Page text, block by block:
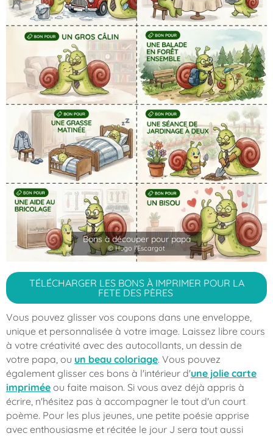
Bons à découper pour papa
© Hugo l'Escargot
TÉLÉCHARGER LES BONS À IMPRIMER POUR LA
FETE DES PÈRES
Vous pouvez glisser vos coupons dans une enveloppe,
unique et personnalisée à votre image. Laissez libre cours
à votre créativité avec des autocollants, un dessin de
votre papa, ou un beau coloriage. Vous pouvez
également glisser ces bons à l'intérieur d'une jolie carte
imprimée ou faite maison. Si vous avez déjà appris à
écrire, n'hésitez pas à accompagner le tout d'un court
poème. Pour les plus jeunes, une petite poésie apprise
avec enthousiasme et récitée le jour J sera tout aussi